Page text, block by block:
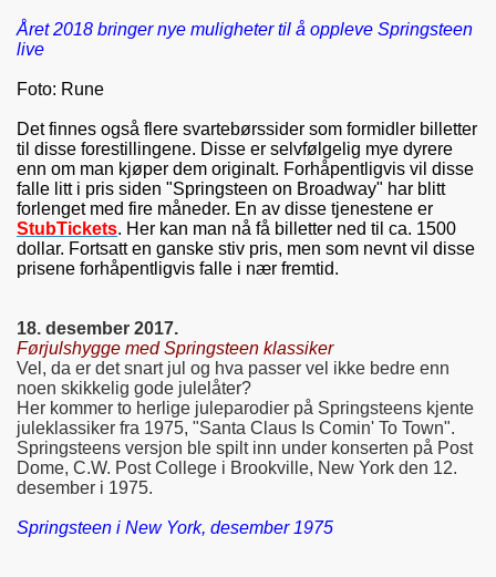
Året 2018 bringer nye muligheter til å oppleve Springsteen
live
Foto: Rune
Det finnes også flere svartebørssider som formidler billetter
til disse forestillingene. Disse er selvfølgelig mye dyrere
enn om man kjøper dem originalt. Forhåpentligvis vil disse
falle litt i pris siden "Springsteen on Broadway" har blitt
forlenget med fire måneder. En av disse tjenestene er
StubTickets. Her kan man nå få billetter ned til ca. 1500
dollar. Fortsatt en ganske stiv pris, men som nevnt vil disse
prisene forhåpentligvis falle i nær fremtid.
18. desember 2017.
Førjulshygge med Springsteen klassiker
Vel, da er det snart jul og hva passer vel ikke bedre enn
noen skikkelig gode julelåter?
Her kommer to herlige juleparodier på Springsteens kjente
juleklassiker fra 1975, "Santa Claus Is Comin' To Town".
Springsteens versjon ble spilt inn under konserten på Post
Dome, C.W. Post College i Brookville, New York den 12.
desember i 1975.
Springsteen i New York, desember 1975